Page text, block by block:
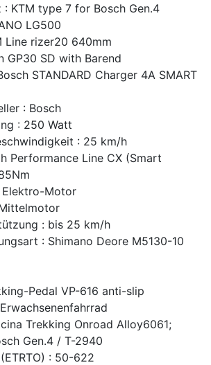
: KTM type 7 for Bosch Gen.4
LG500
Line rizer20 640mm
GP30 SD with Barend
STANDARD Charger 4A SMART
: Bosch
: 250 Watt
: 25 km/h
Performance Line CX (Smart
Motor
: bis 25 km/h
: Shimano Deore M5130-10
Pedal VP-616 anti-slip
Trekking Onroad Alloy6061;
Gen.4 / T-2940
: 50-622